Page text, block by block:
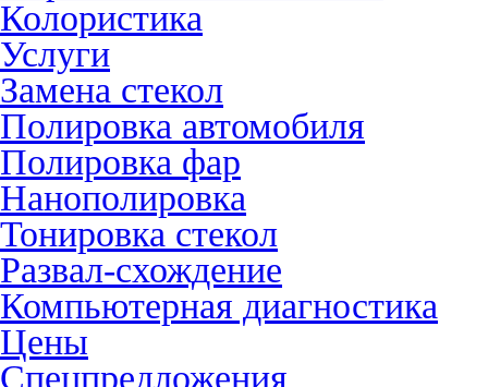
Колористика
Услуги
Замена стекол
Полировка автомобиля
Полировка фар
Нанополировка
Тонировка стекол
Развал-схождение
Компьютерная диагностика
Цены
Спецпредложения